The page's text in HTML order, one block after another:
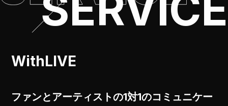
WithLIVE
ファンとアーティストの1対1のコミュニケー